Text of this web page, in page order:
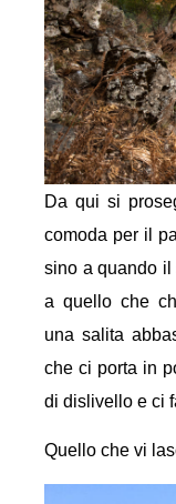
Da qui si
comoda per il
sino a quando il
a quello che
una salita
che ci porta in
di dislivello e ci
Quello che vi